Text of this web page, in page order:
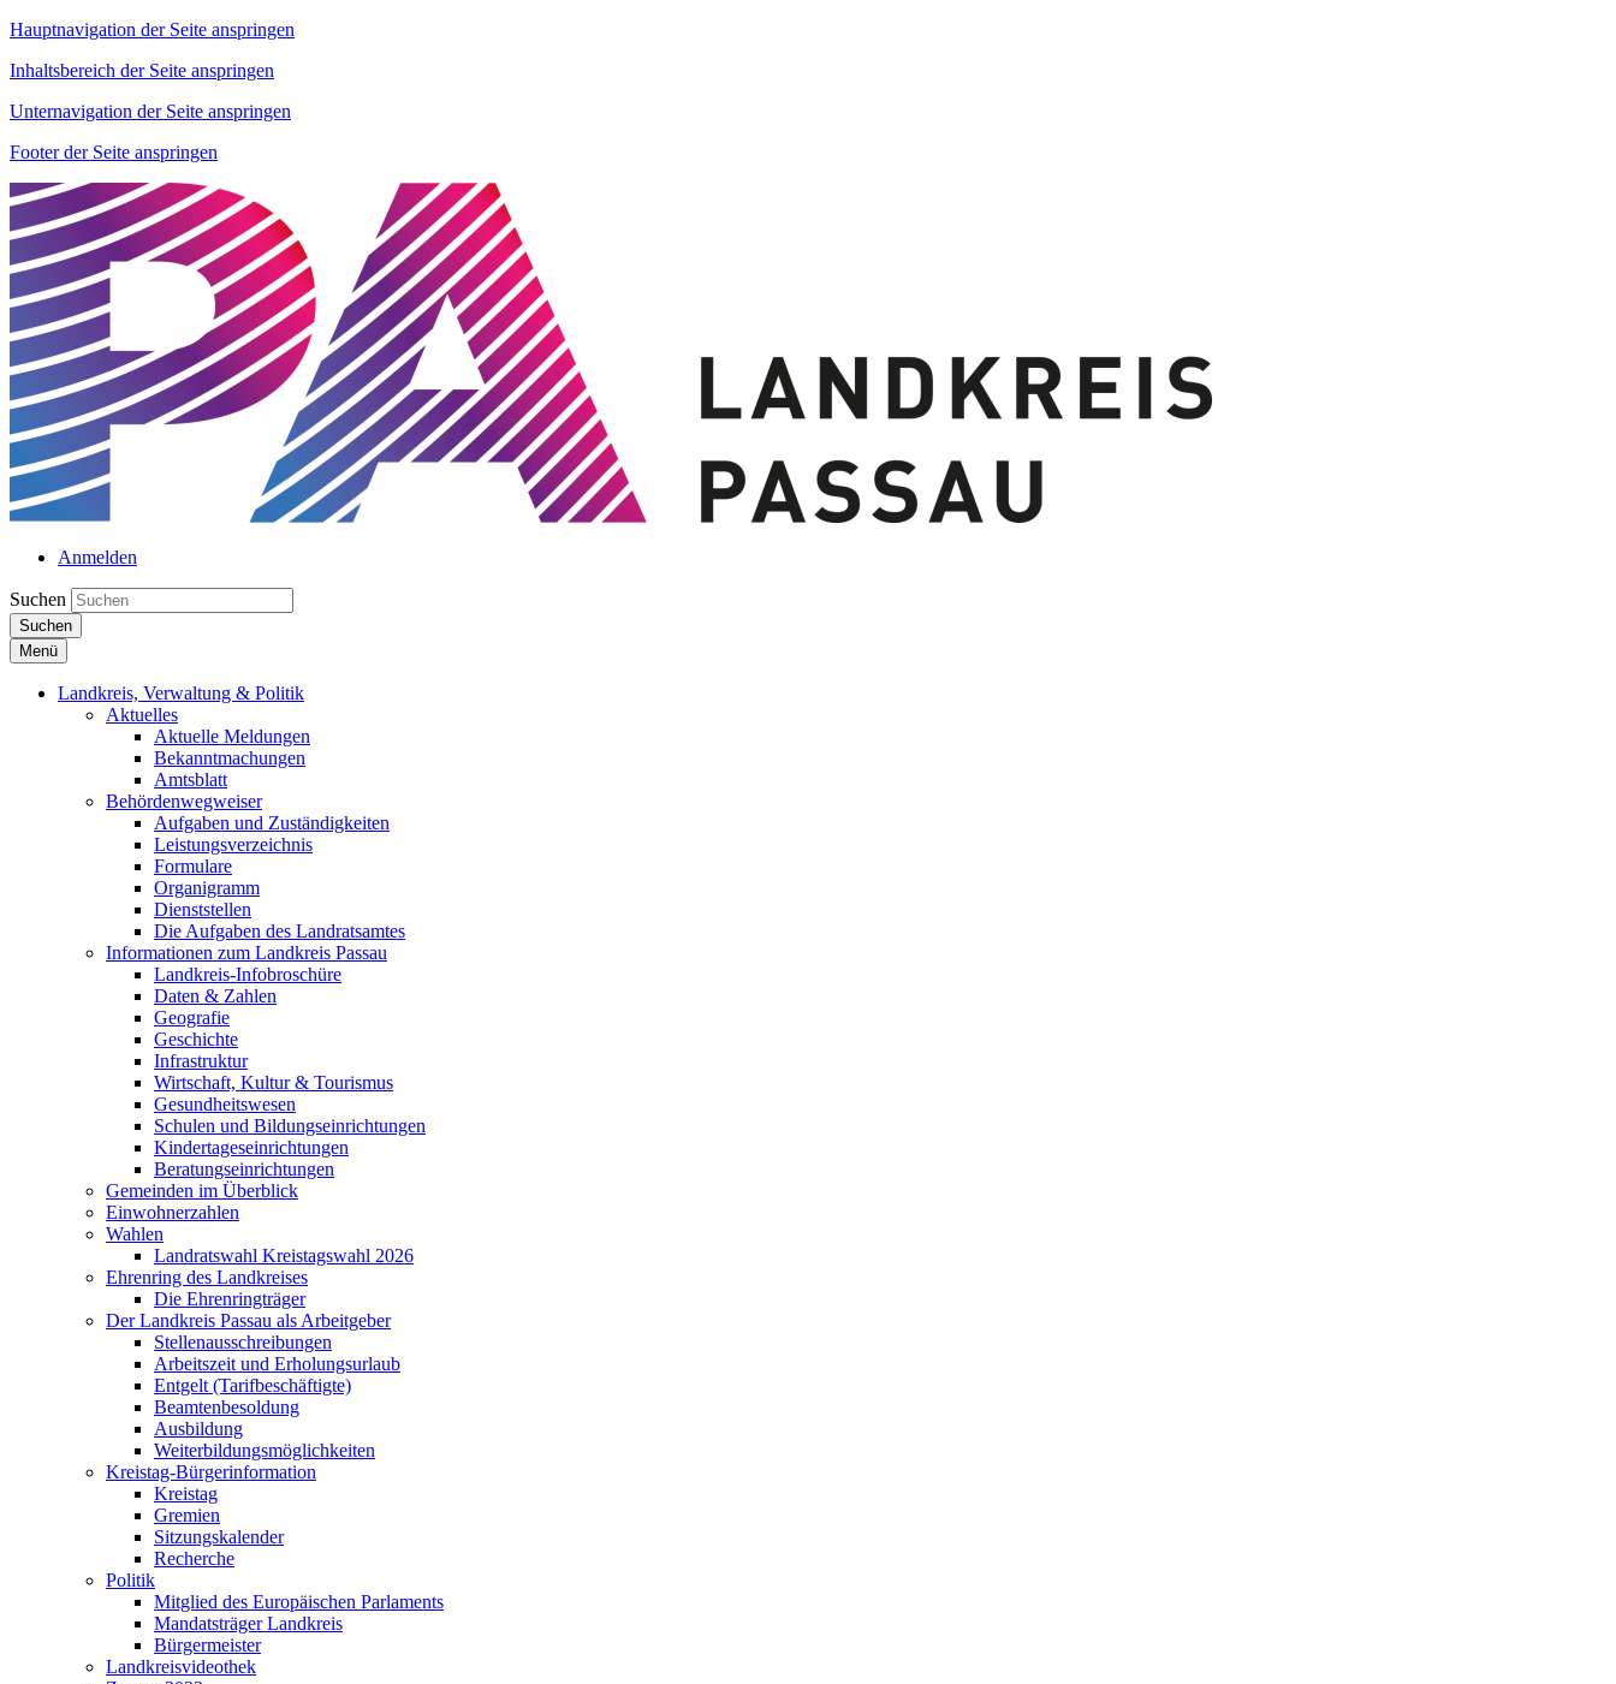
Hauptnavigation der Seite anspringen
Inhaltsbereich der Seite anspringen
Unternavigation der Seite anspringen
Footer der Seite anspringen
Anmelden
Suchen
Suchen
Menü
Landkreis, Verwaltung & Politik
Aktuelles
Aktuelle Meldungen
Bekanntmachungen
Amtsblatt
Behördenwegweiser
Aufgaben und Zuständigkeiten
Leistungsverzeichnis
Formulare
Organigramm
Dienststellen
Die Aufgaben des Landratsamtes
Informationen zum Landkreis Passau
Landkreis-Infobroschüre
Daten & Zahlen
Geografie
Geschichte
Infrastruktur
Wirtschaft, Kultur & Tourismus
Gesundheitswesen
Schulen und Bildungseinrichtungen
Kindertageseinrichtungen
Beratungseinrichtungen
Gemeinden im Überblick
Einwohnerzahlen
Wahlen
Landratswahl Kreistagswahl 2026
Ehrenring des Landkreises
Die Ehrenringträger
Der Landkreis Passau als Arbeitgeber
Stellenausschreibungen
Arbeitszeit und Erholungsurlaub
Entgelt (Tarifbeschäftigte)
Beamtenbesoldung
Ausbildung
Weiterbildungsmöglichkeiten
Kreistag-Bürgerinformation
Kreistag
Gremien
Sitzungskalender
Recherche
Politik
Mitglied des Europäischen Parlaments
Mandatsträger Landkreis
Bürgermeister
Landkreisvideothek